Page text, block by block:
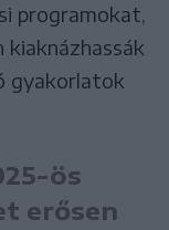
programokat,
gyakorlatok
ös
erősen